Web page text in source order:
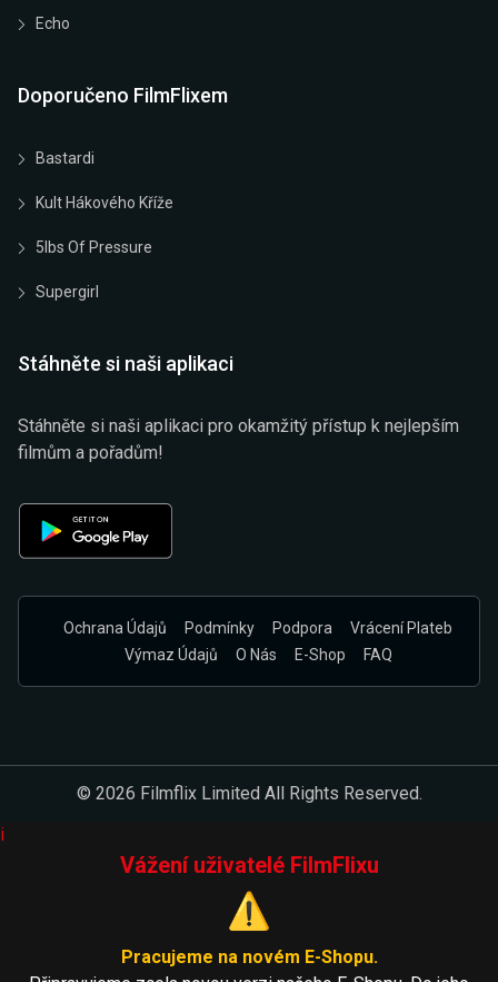
Echo
Doporučeno FilmFlixem
Bastardi
Kult Hákového Kříže
5lbs Of Pressure
Supergirl
Stáhněte si naši aplikaci
Stáhněte si naši aplikaci pro okamžitý přístup k nejlepším
filmům a pořadům!
Ochrana Údajů Podmínky Podpora
Vrácení Plateb
Výmaz Údajů
O Nás E-Shop FAQ
© 2026 Filmflix Limited All Rights Reserved.
i
Vážení uživatelé FilmFlixu
⚠️
Pracujeme na novém E-Shopu.